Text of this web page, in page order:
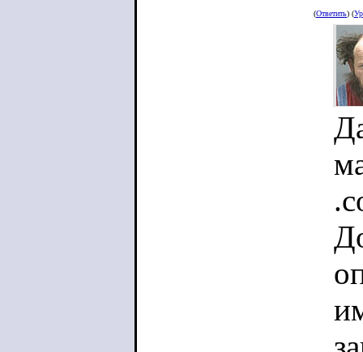
(Ответить) (